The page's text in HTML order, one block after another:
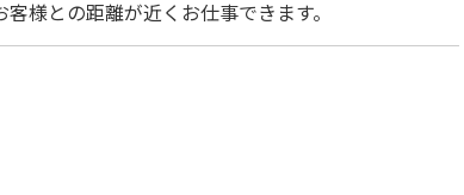
様との距離が近くお仕事できます。